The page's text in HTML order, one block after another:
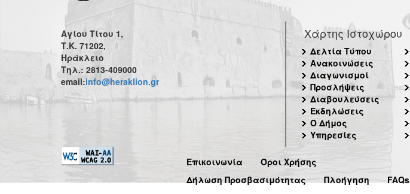
Αγίου Τίτου 1,
Τ.Κ. 71202,
Ηράκλειο
Τηλ.: 2813-409000
email:info@heraklion.gr
Χάρτης Ιστοχώρου
Δελτία Τύπου
Ανακοινώσεις
Διαγωνισμοί
Προσλήψεις
Διαβουλεύσεις
Εκδηλώσεις
Ο Δήμος
Υπηρεσίες
Επικοινωνία
Όροι Χρήσης
Δήλωση Προσβασιμότητας
Πλοήγηση FAQs